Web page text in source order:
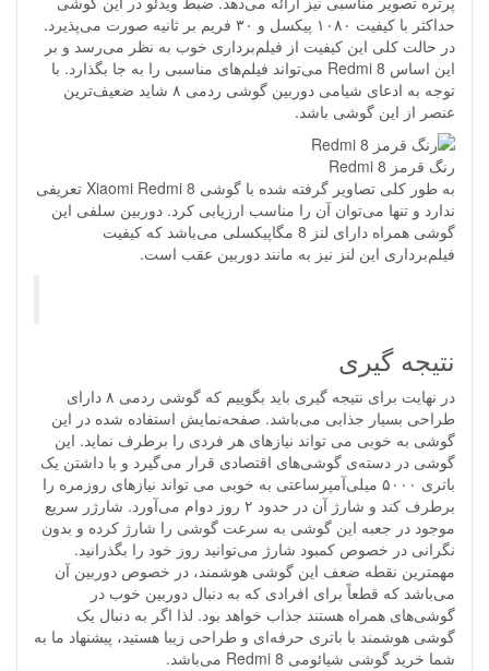
حداکثر با کیفیت ۱۰۸۰ پیکسل و ۳۰ فریم بر ثانیه صورت می‌پذیرد.
در حالت کلی این کیفیت از فیلم‌برداری خوب به نظر می‌رسد و بر
این اساس Redmi 8 می‌تواند فیلم‌های مناسبی را به جا بگذارد. با
توجه به ادعای شیامی دوربین گوشی ردمی ۸ شاید ضعیف‌ترین
عنصر از این گوشی باشد.
رنگ قرمز Redmi 8
به طور کلی تصاویر گرفته شده با گوشی Xiaomi Redmi 8 تعریفی
ندارد و تنها می‌توان آن را مناسب ارزیابی کرد. دوربین سلفی این
گوشی همراه دارای لنز 8 مگاپیکسلی می‌باشد که کیفیت
فیلم‌برداری این لنز نیز به مانند دوربین عقب است.
نتیجه گیری
در نهایت برای نتیجه گیری باید بگوییم که گوشی ردمی ۸ دارای
طراحی بسیار جذابی می‌باشد. صفحه‌نمایش استفاده شده در این
گوشی به خوبی می تواند نیازهای هر فردی را برطرف نماید. این
گوشی در دسته‌ی گوشی‌های اقتصادی قرار می‌گیرد و با داشتن یک
باتری ۵۰۰۰ میلی‌آمپرساعتی به خوبی می تواند نیازهای روزمره را
برطرف کند و شارژ آن در حدود ۲ روز دوام می‌آورد. شارژر سریع
موجود در جعبه این گوشی به سرعت گوشی را شارژ کرده و بدون
نگرانی در خصوص کمبود شارژ می‌توانید روز خود را بگذرانید.
مهمترین نقطه ضعف این گوشی هوشمند، در خصوص دوربین آن
می‌باشد که قطعاً برای افرادی که به دنبال دوربین خوب در
گوشی‌های همراه هستند جذاب خواهد بود. لذا اگر به دنبال یک
گوشی هوشمند با باتری حرفه‌ای و طراحی زیبا هستید، پیشنهاد ما به
شما خرید گوشی شیائومی Redmi 8 می‌باشد.